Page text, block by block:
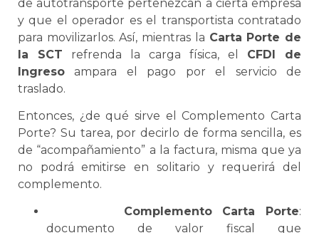
de autotransporte pertenezcan a cierta empresa
y que el operador es el transportista contratado
para movilizarlos. Así, mientras la Carta Porte de
la SCT refrenda la carga física, el CFDI de
Ingreso ampara el pago por el servicio de
traslado.
Entonces, ¿de qué sirve elComplementoCarta
Porte? Su tarea, por decirlo de forma sencilla, es
de “acompañamiento” a la factura, misma que ya
no podrá emitirse en solitario y requerirá del
complemento.
Complemento Carta Porte:
documento de valor fiscal que